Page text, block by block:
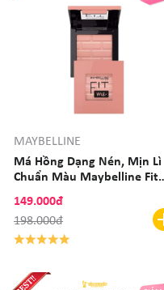
MAYBELLINE
Má Hồng Dạng Nén, Mịn Lì
Chuẩn Màu Maybelline Fit
149.000đ
198.000đ